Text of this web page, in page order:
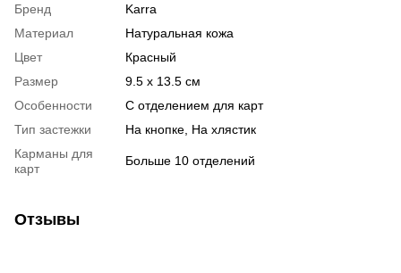
Бренд
Karra
Материал
Натуральная кожа
Цвет
Красный
Размер
9.5 x 13.5 см
Особенности
С отделением для карт
Тип застежки
На кнопке, На хлястик
Карманы для
карт
Больше 10 отделений
Отзывы